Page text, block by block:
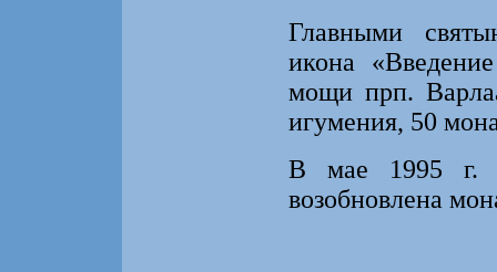
Главными
икона
мощи прп.
игумения, 50
В мае 1995 г.
возобновлена